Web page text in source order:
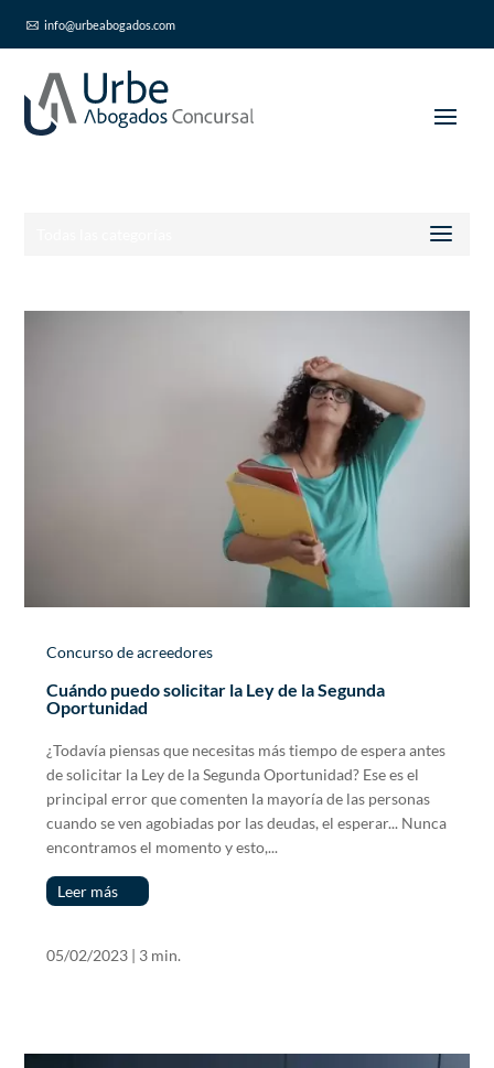
info@urbeabogados.com
Concurso de acreedores
Cuándo puedo solicitar la Ley de la Segunda
Oportunidad
¿Todavía piensas que necesitas más tiempo de espera antes
de solicitar la Ley de la Segunda Oportunidad? Ese es el
principal error que comenten la mayoría de las personas
cuando se ven agobiadas por las deudas, el esperar... Nunca
encontramos el momento y esto,...
Leer más
05/02/2023 | 3 min.